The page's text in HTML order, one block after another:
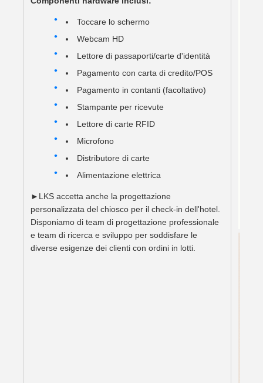
Toccare lo schermo
Webcam HD
Lettore di passaporti/carte d'identità
Pagamento con carta di credito/POS
Pagamento in contanti (facoltativo)
Stampante per ricevute
Lettore di carte RFID
Microfono
Distributore di carte
Alimentazione elettrica
►LKS accetta anche la progettazione
personalizzata del chiosco per il check-in dell'hotel.
Disponiamo di team di progettazione professionale
e team di ricerca e sviluppo per soddisfare le
diverse esigenze dei clienti con ordini in lotti.